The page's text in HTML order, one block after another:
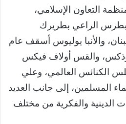
التعاون الإسلامي،
بطرس الراعي بطريرك
والأنبا يوليوس أسقف عام
والقس أولاف فيكس
الكنائس العالمي، وعلي
المسلمين، إلى جانب العديد
الدينية والفكرية من مختلف